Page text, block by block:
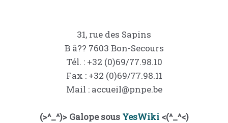
31, rue des Sapins
B â?? 7603 Bon-Secours
Tél. : +32 (0)69/77.98.10
Fax : +32 (0)69/77.98.11
Mail : accueil@pnpe.be
(>^_^)> Galope sous YesWiki<(^_^<)